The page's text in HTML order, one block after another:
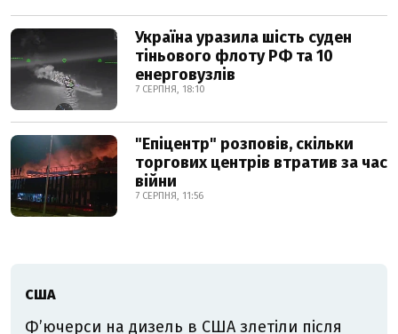
Україна уразила шість суден
тіньового флоту РФ та 10
енерговузлів
7 СЕРПНЯ, 18:10
"Епіцентр" розповів, скільки
торгових центрів втратив за час
війни
7 СЕРПНЯ, 11:56
США
Фʼючерси на дизель в США злетіли після